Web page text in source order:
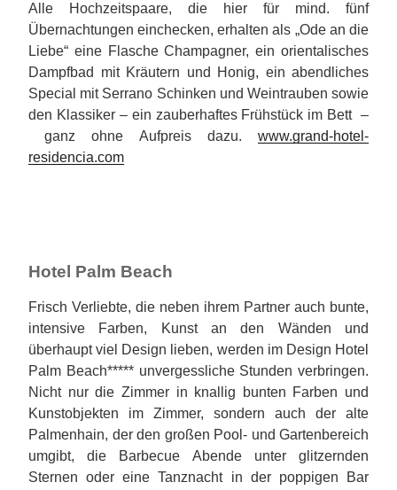
Alle Hochzeitspaare, die hier für mind. fünf
Übernachtungen einchecken, erhalten als „Ode an die
Liebe“ eine Flasche Champagner, ein orientalisches
Dampfbad mit Kräutern und Honig, ein abendliches
Special mit Serrano Schinken und Weintrauben sowie
den Klassiker – ein zauberhaftes Frühstück im Bett –
ganz ohne Aufpreis dazu. www.grand-hotel-
residencia.com
Hotel Palm Beach
Frisch Verliebte, die neben ihrem Partner auch bunte,
intensive Farben, Kunst an den Wänden und
überhaupt viel Design lieben, werden im Design Hotel
Palm Beach***** unvergessliche Stunden verbringen.
Nicht nur die Zimmer in knallig bunten Farben und
Kunstobjekten im Zimmer, sondern auch der alte
Palmenhain, der den großen Pool- und Gartenbereich
umgibt, die Barbecue Abende unter glitzernden
Sternen oder eine Tanznacht in der poppigen Bar